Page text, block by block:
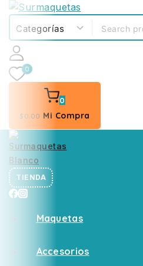
0
0
$ 0 .00 Mi Compra
TIENDA
Maquetas
Accesorios